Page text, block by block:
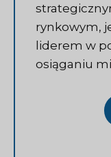
rynkowym,
liderem w
osiąganiu